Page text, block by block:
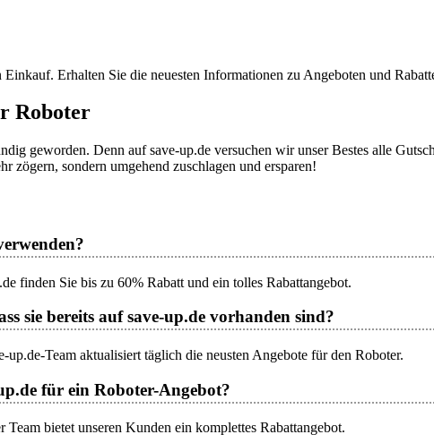
Erhalten Sie die neuesten Informationen zu Angeboten und
Roboter
geworden. Denn auf save-up.de versuchen wir unser Bestes alle
zögern, sondern umgehend zuschlagen und ersparen!
finden Sie bis zu 60% Rabatt und ein tolles Rabattangebot.
sie bereits auf save-up.de vorhanden sind?
Team aktualisiert täglich die neusten Angebote für den Roboter.
für ein Roboter-Angebot?
bietet unseren Kunden ein komplettes Rabattangebot.